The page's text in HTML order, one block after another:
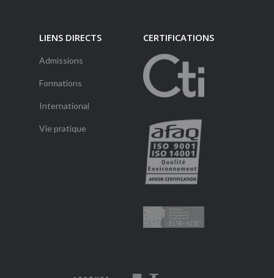
LIENS DIRECTS
Admissions
Formations
International
Vie pratique
CERTIFICATIONS